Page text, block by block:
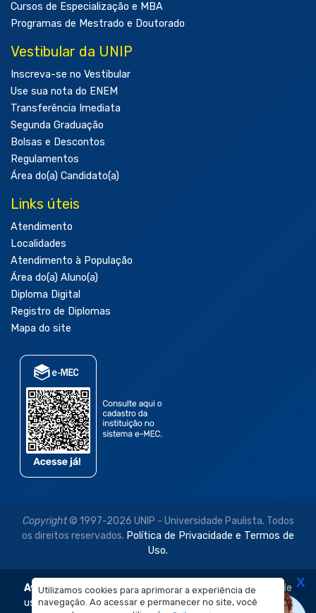
Utilizamos cookies para aprimorar a experiência de
navegação. Ao acessar e permanecer no site, você
Cursos de Especialização e MBA
Programas de Mestrado e Doutorado
Vestibular da UNIP
Inscreva-se no Vestibular
Use sua nota do ENEM
Transferência Imediata
Segunda Graduação
Bolsas e Descontos
Regulamentos
Área do(a) Candidato(a)
Links úteis
Atendimento
Localidades
Atendimento à População
Área do(a) Aluno(a)
Diploma Digital
Registro de Diplomas
Mapa do site
Copyright© 1997-2026 UNIP - Universidade Paulista. Todos
os direitos reservados. Política de Privacidade e Termos de
Uso.
Aviso Legal: As imagens disponibilizadas neste site são de
uso exclusivo institucional do Sistema de Ensino Objetivo e
X